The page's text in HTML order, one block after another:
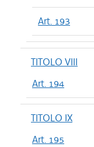
Art. 193
TITOLO VIII
Art. 194
TITOLO IX
Art. 195